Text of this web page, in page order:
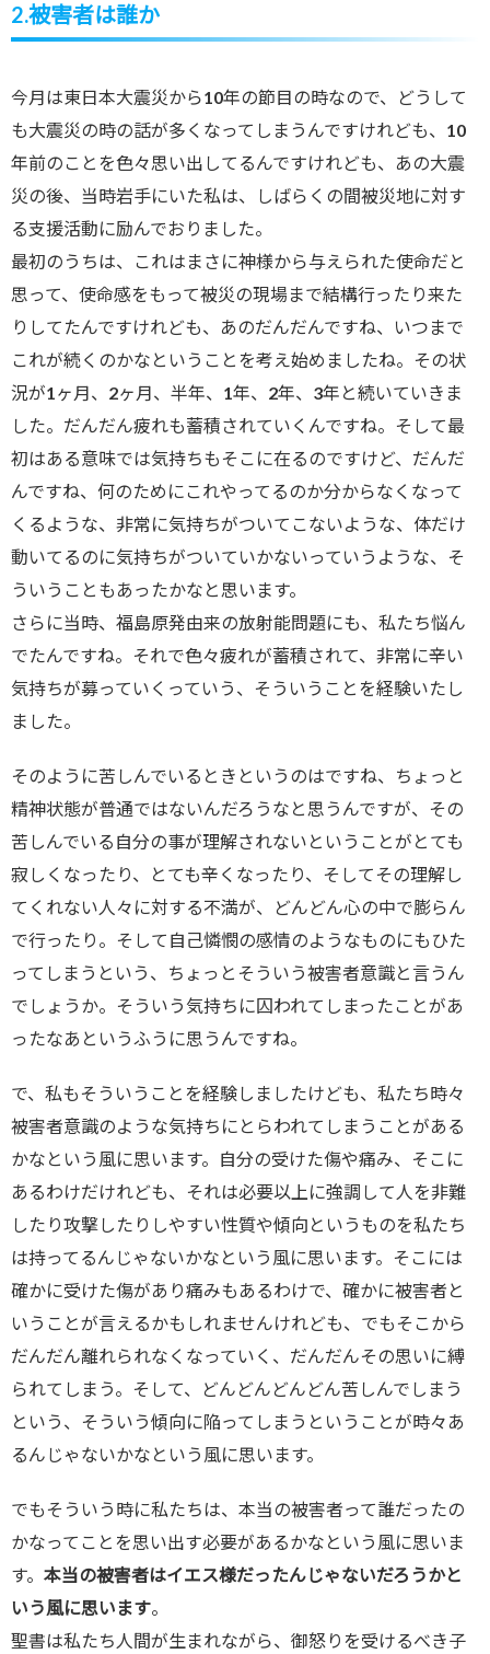
2.被害者は誰か
今月は東日本大震災から10年の節目の時なので、どうして
も大震災の時の話が多くなってしまうんですけれども、10
年前のことを色々思い出してるんですけれども、あの大震
災の後、当時岩手にいた私は、しばらくの間被災地に対す
る支援活動に励んでおりました。
最初のうちは、これはまさに神様から与えられた使命だと
思って、使命感をもって被災の現場まで結構行ったり来た
りしてたんですけれども、あのだんだんですね、いつまで
これが続くのかなということを考え始めましたね。その状
況が1ヶ月、2ヶ月、半年、1年、2年、3年と続いていきま
した。だんだん疲れも蓄積されていくんですね。そして最
初はある意味では気持ちもそこに在るのですけど、だんだ
んですね、何のためにこれやってるのか分からなくなって
くるような、非常に気持ちがついてこないような、体だけ
動いてるのに気持ちがついていかないっていうような、そ
ういうこともあったかなと思います。
さらに当時、福島原発由来の放射能問題にも、私たち悩ん
でたんですね。それで色々疲れが蓄積されて、非常に辛い
気持ちが募っていくっていう、そういうことを経験いたし
ました。
そのように苦しんでいるときというのはですね、ちょっと
精神状態が普通ではないんだろうなと思うんですが、その
苦しんでいる自分の事が理解されないということがとても
寂しくなったり、とても辛くなったり、そしてその理解し
てくれない人々に対する不満が、どんどん心の中で膨らん
で行ったり。そして自己憐憫の感情のようなものにもひた
ってしまうという、ちょっとそういう被害者意識と言うん
でしょうか。そういう気持ちに囚われてしまったことがあ
ったなあというふうに思うんですね。
で、私もそういうことを経験しましたけども、私たち時々
被害者意識のような気持ちにとらわれてしまうことがある
かなという風に思います。自分の受けた傷や痛み、そこに
あるわけだけれども、それは必要以上に強調して人を非難
したり攻撃したりしやすい性質や傾向というものを私たち
は持ってるんじゃないかなという風に思います。そこには
確かに受けた傷があり痛みもあるわけで、確かに被害者と
いうことが言えるかもしれませんけれども、でもそこから
だんだん離れられなくなっていく、だんだんその思いに縛
られてしまう。そして、どんどんどんどん苦しんでしまう
という、そういう傾向に陥ってしまうということが時々あ
るんじゃないかなという風に思います。
でもそういう時に私たちは、本当の被害者って誰だったの
かなってことを思い出す必要があるかなという風に思いま
す。 本当の被害者はイエス様だったんじゃないだろうかと
いう風に思います。
聖書は私たち人間が生まれながら、御怒りを受けるべき子